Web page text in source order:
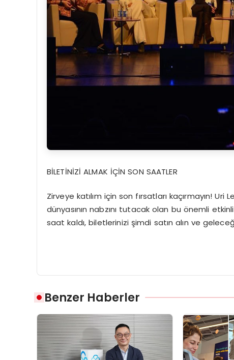
BİLETİNİZİ ALMAK İÇİN SON SAATLER
Zirveye katılım için son fırsatları kaçırmayın!
dünyasının nabzını tutacak olan bu önemli
saat kaldı, biletlerinizi şimdi satın alın ve
Benzer Haberler